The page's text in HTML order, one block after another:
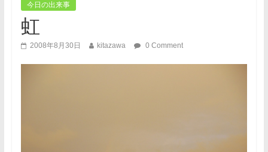
今日の出来事
虹
2008年8月30日 kitazawa 0 Comment